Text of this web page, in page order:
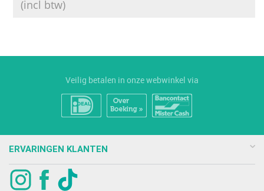
(incl btw)
Veilig betalen in onze webwinkel via
ERVARINGEN KLANTEN